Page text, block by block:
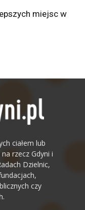
miejsc w
ciałem lub
rzecz Gdyni i
Dzielnic,
czy